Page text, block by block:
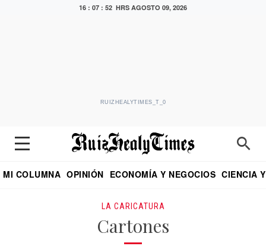
16 : 07 : 52 HRS AGOSTO 09, 2026
RUIZHEALYTIMES_T_0
MI COLUMNA OPINIÓN ECONOMÍA Y NEGOCIOS CIENCIA
LA CARICATURA
Cartones